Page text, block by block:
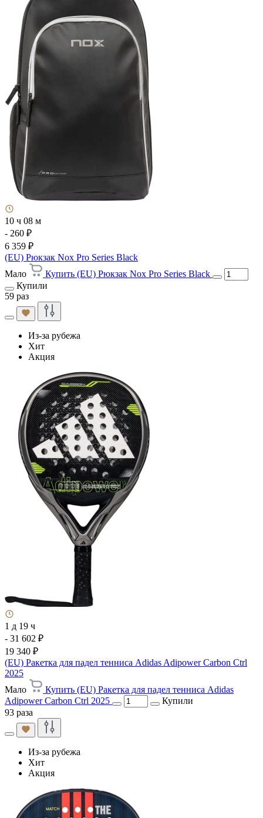
10 ч 08 м
- 260 ₽
6 359 ₽
(EU) Рюкзак Nox Pro Series Black
Мало
Купить (EU) Рюкзак Nox Pro Series Black
Купили
59 раз
Из-за рубежа
Хит
Акция
1 д 19 ч
- 31 602 ₽
19 340 ₽
(EU) Ракетка для падел тенниса Adidas Adipower Carbon Ctrl
2025
Мало
Купить (EU) Ракетка для падел тенниса Adidas
Adipower Carbon Ctrl 2025
Купили
93 раза
Из-за рубежа
Хит
Акция